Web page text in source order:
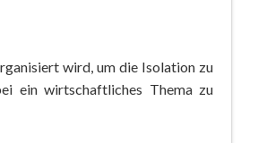
wird, um die Isolation zu
ein wirtschaftliches Thema zu